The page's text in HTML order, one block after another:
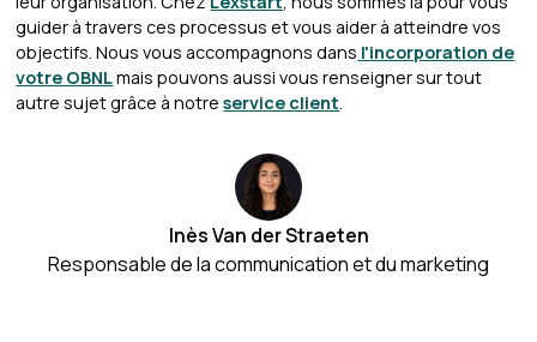
guider à travers ces processus et vous aider à atteindre vos
objectifs. Nous vous accompagnons dans l'incorporation de
votre OBNLmais pouvons aussi vous renseigner sur tout
autre sujet grâce à notreservice client.
Inès Van der Straeten
Responsable de la communication et du marketing